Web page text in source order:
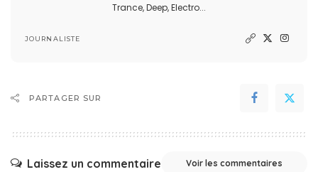
Trance, Deep, Electro...
JOURNALISTE
PARTAGER SUR
Laissez un commentaire Voir les commentaires